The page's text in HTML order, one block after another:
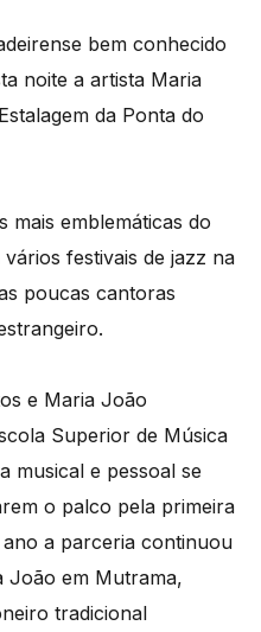
bem conhecido
noite a artista Maria
da Ponta do
mais emblemáticas do
festivais de jazz na
poucas cantoras
e Maria João
Superior de Música
musical e pessoal se
o palco pela primeira
a parceria continuou
João em Mutrama,
tradicional